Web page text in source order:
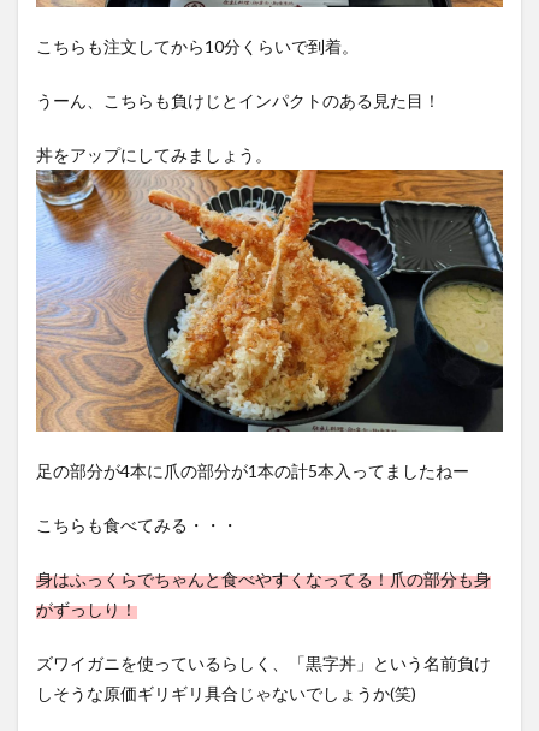
こちらも注文してから10分くらいで到着。
うーん、こちらも負けじとインパクトのある見た目！
丼をアップにしてみましょう。
足の部分が4本に爪の部分が1本の計5本入ってましたねー
こちらも食べてみる・・・
身はふっくらでちゃんと食べやすくなってる！爪の部分も身
がずっしり！
ズワイガニを使っているらしく、「黒字丼」という名前負け
しそうな原価ギリギリ具合じゃないでしょうか(笑)